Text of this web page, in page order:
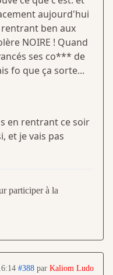
aujourd'hui
rentrant ben aux
NOIRE ! Quand
ses co*** de
fo que ça sorte...
en rentrant ce soir
et je vais pas
participer à la
#388 par Kaliom Ludo